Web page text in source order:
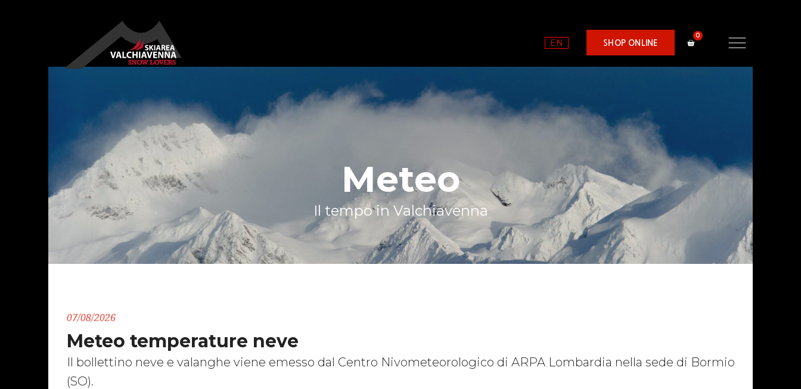
EN SHOP ONLINE
Meteo
Il tempo in Valchiavenna
07/08/2026
Meteo temperature neve
Il bollettino neve e valanghe viene emesso dal Centro Nivometeorologico di ARPA Lombardia nella sede di Bormio
(SO).